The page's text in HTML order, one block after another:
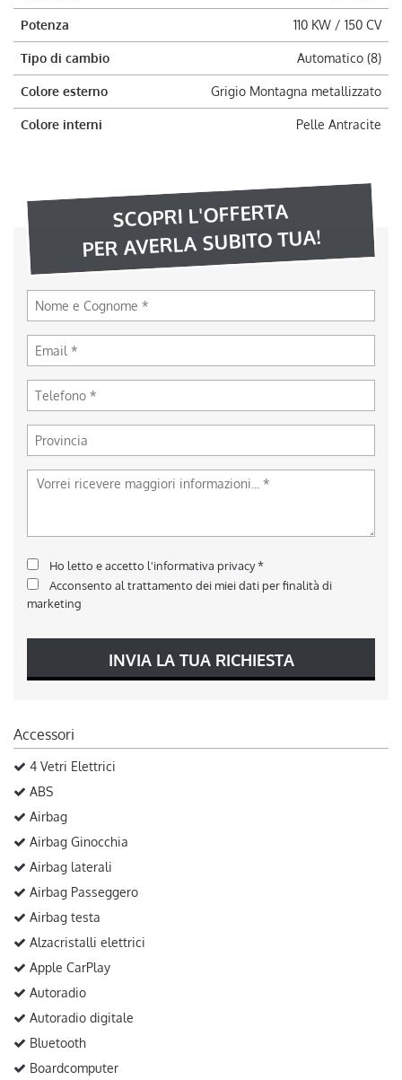
Potenza 110 KW / 150 CV
Tipo di cambio Automatico (8)
Colore esterno Grigio Montagna metallizzato
Colore interni Pelle Antracite
SCOPRI L'OFFERTA
PER AVERLA SUBITO TUA!
Ho letto e accetto l'informativa privacy*
Acconsento al trattamento dei miei dati per finalità di
marketing
INVIA LA TUA RICHIESTA
Accessori
4 Vetri Elettrici
ABS
Airbag
Airbag Ginocchia
Airbag laterali
Airbag Passeggero
Airbag testa
Alzacristalli elettrici
Apple CarPlay
Autoradio
Autoradio digitale
Bluetooth
Boardcomputer